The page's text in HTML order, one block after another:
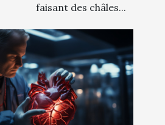
faisant des châles...